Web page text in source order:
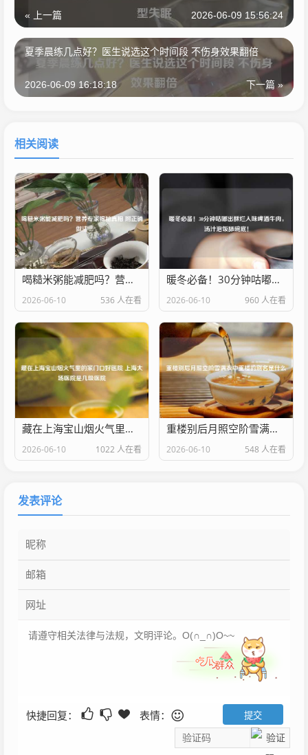
« 上一篇 2026-06-09 15:56:24
夏季晨练几点好？医生说选这个时间段 不伤身效果翻倍
下一篇 »
2026-06-09 16:18:18
相关阅读
喝糙米粥能减肥吗？营养专家揭秘真相 附正确做法
2026-06-10 536 人在看
暖冬必备！30分钟咕嘟出酥烂入味啤酒牛肉，汤汁泡饭舔碗底！
2026-06-10 960 人在看
藏在上海宝山烟火气里的家门口好医院 上海大场医院是几级医院
2026-06-10 1022 人在看
重楼别后月照空阶雪满衣中重楼的别名是什么
2026-06-10 548 人在看
发表评论
快捷回复： 表情：